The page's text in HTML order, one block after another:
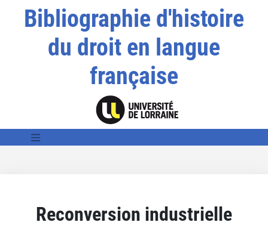
Bibliographie d'histoire
du droit en langue
française
Reconversion industrielle